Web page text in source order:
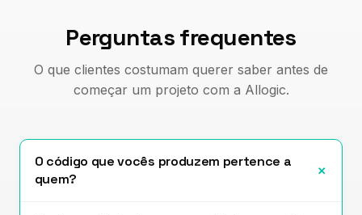
Perguntas frequentes
O que clientes costumam querer saber antes de
começar um projeto com a Allogic.
O código que vocês produzem pertence a
quem?
+